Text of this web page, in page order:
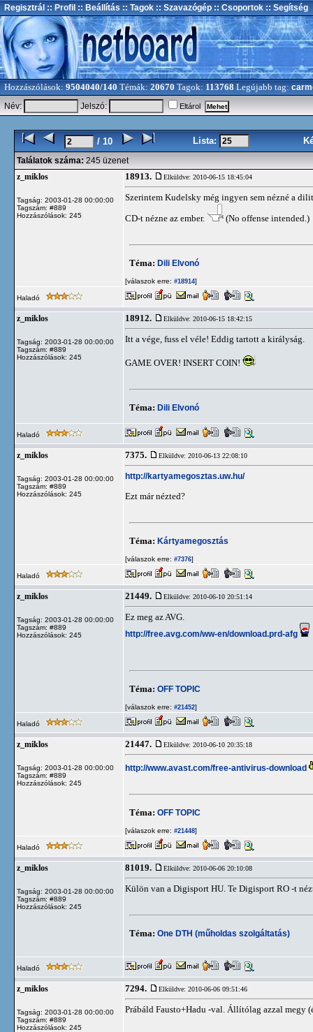
Regisztrál :: Profil :: Beállítás :: Tagok :: Szavazógép :: Csoportok :: Segítség
Hozzászólások: 9504040/140 Témák: 20670 Tagok: 113768 Legújabb tag:
Név:
Jelszó: Eltárol
/ 10 Lista:
Találatok száma: 245 üzenet
z_miklos
Tagság: 2003-01-28 00:00:00
Tagszám: #889
Hozzászólások: 245
18913. Elküldve: 2010-06-15 18:45:04
Szerintem Kudelsky még ingyen sem nézné a
CD-t nézne az ember. (No offense intended.)
Téma: Dili Elvonó
[válaszok erre: #18914]
Haladó
z_miklos
Tagság: 2003-01-28 00:00:00
Tagszám: #889
Hozzászólások: 245
18912. Elküldve: 2010-06-15 18:42:15
Itt a vége, fuss el véle! Eddig tartott a királyság.
GAME OVER! INSERT COIN!
Téma: Dili Elvonó
Haladó
z_miklos
Tagság: 2003-01-28 00:00:00
Tagszám: #889
Hozzászólások: 245
7375. Elküldve: 2010-06-13 22:08:10
http://kartyamegosztas.uw.hu/
Ezt már nézted?
Téma: Kártyamegosztás
[válaszok erre: #7376]
Haladó
z_miklos
Tagság: 2003-01-28 00:00:00
Tagszám: #889
Hozzászólások: 245
21449. Elküldve: 2010-06-10 20:51:14
Ez meg az AVG.
http://free.avg.com/ww-en/download.prd-afg
Téma: OFF TOPIC
[válaszok erre: #21452]
Haladó
z_miklos
Tagság: 2003-01-28 00:00:00
Tagszám: #889
Hozzászólások: 245
21447. Elküldve: 2010-06-10 20:35:18
http://www.avast.com/free-antivirus-download
Téma: OFF TOPIC
[válaszok erre: #21448]
Haladó
z_miklos
Tagság: 2003-01-28 00:00:00
Tagszám: #889
Hozzászólások: 245
81019. Elküldve: 2010-06-06 20:10:08
Külön van a Digisport HU. Te Digisport RO -t
Téma: One DTH (műholdas szolgáltatás)
Haladó
z_miklos
Tagság: 2003-01-28 00:00:00
Tagszám: #889
Hozzászólások: 245
7294. Elküldve: 2010-06-06 09:51:46
Prábáld Fausto+Hadu -val. Állítólag azzal megy